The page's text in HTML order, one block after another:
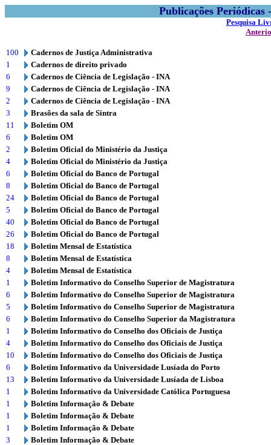
Publicações
Pesquisa
100
Cadernos de Justiça Administrativa
1
Cadernos de direito privado
6
Cadernos de Ciência de Legislação - INA
9
Cadernos de Ciência de Legislação - INA
2
Cadernos de Ciência de Legislação - INA
3
Brasões da sala de Sintra
11
Boletim OM
6
Boletim OM
2
Boletim Oficial do Ministério da Justiça
4
Boletim Oficial do Ministério da Justiça
6
Boletim Oficial do Banco de Portugal
8
Boletim Oficial do Banco de Portugal
24
Boletim Oficial do Banco de Portugal
5
Boletim Oficial do Banco de Portugal
40
Boletim Oficial do Banco de Portugal
26
Boletim Oficial do Banco de Portugal
18
Boletim Mensal de Estatística
8
Boletim Mensal de Estatística
4
Boletim Mensal de Estatística
1
Boletim Informativo do Conselho Superior de Magistratura
6
Boletim Informativo do Conselho Superior de Magistratura
5
Boletim Informativo do Conselho Superior de Magistratura
6
Boletim Informativo do Conselho Superior da Magistratura
1
Boletim Informativo do Conselho dos Oficiais de Justiça
4
Boletim Informativo do Conselho dos Oficiais de Justiça
10
Boletim Informativo do Conselho dos Oficiais de Justiça
6
Boletim Informativo da Universidade Lusíada do Porto
13
Boletim Informativo da Universidade Lusíada de Lisboa
1
Boletim Informativo da Universidade Católica Portuguesa
1
Boletim Informação & Debate
1
Boletim Informação & Debate
1
Boletim Informação & Debate
3
Boletim Informação & Debate